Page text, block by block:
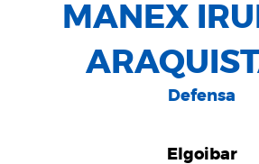
MANEX
Defensa
Elgoibar